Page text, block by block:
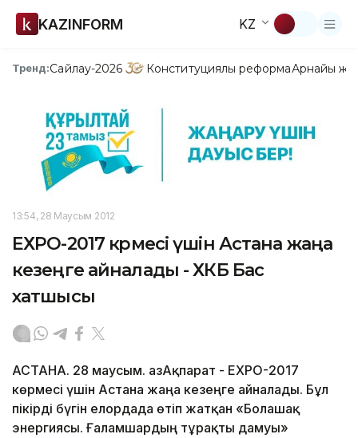
KAZINFORM KZ
Тренд:Сайлау-2026 Конституциялық реформаАрнайы
13:54, 28 Маусым 2012
ЕХРО-2017 көрмесі үшін Астана жаңа
кезеңге айналады - ХКБ Бас
хатшысы
АСТАНА. 28 маусым. ҚазАқпарат - ЕХРО-2017
көрмесі үшін Астана жаңа кезеңге айналады. Бұл
пікірді бүгін елордада өтіп жатқан «Болашақ
энергиясы. Ғаламшардың тұрақты дамуы»